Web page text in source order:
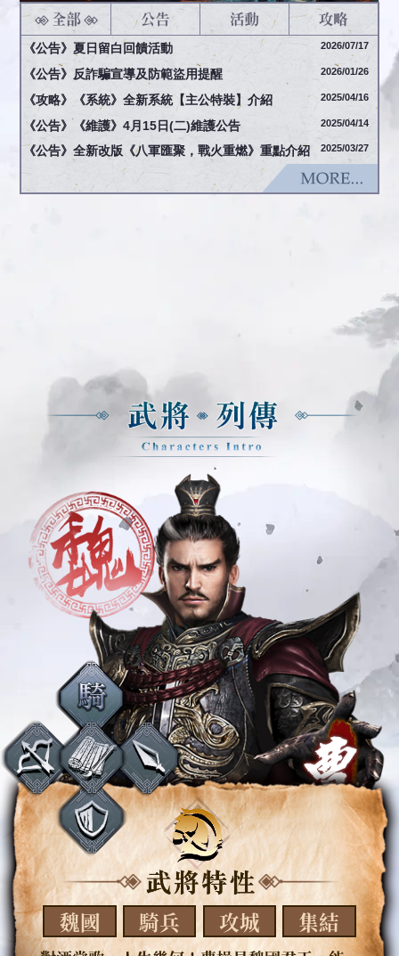
《公告》夏日留白回饋活動 2026/07/17
《公告》反詐騙宣導及防範盜用提醒 2026/01/26
《攻略》《系統》全新系統【主公特裝】介紹 2025/04/16
《公告》《維護》4月15日(二)維護公告 2025/04/14
《公告》全新改版《八軍匯聚，戰火重燃》重點介紹 2025/03/27
魏國 騎兵 攻城 集結